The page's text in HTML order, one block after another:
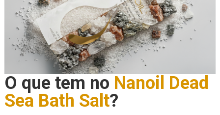
O que tem no Nanoil Dead
Sea Bath Salt?